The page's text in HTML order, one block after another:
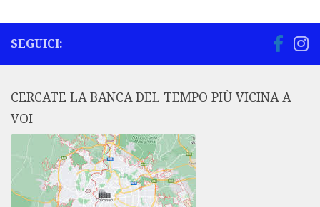
SEGUICI:
CERCATE LA BANCA DEL TEMPO PIÙ VICINA A
VOI